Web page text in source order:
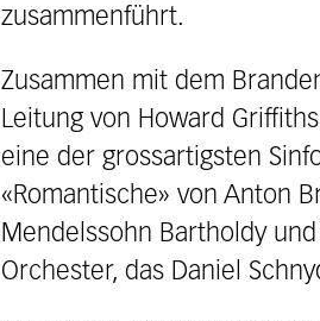
zusammenführt.
Zusammen mit dem
Leitung von Howard
eine der grossartigsten
«Romantische» von Anton
Mendelssohn Bartholdy
Orchester, das Daniel